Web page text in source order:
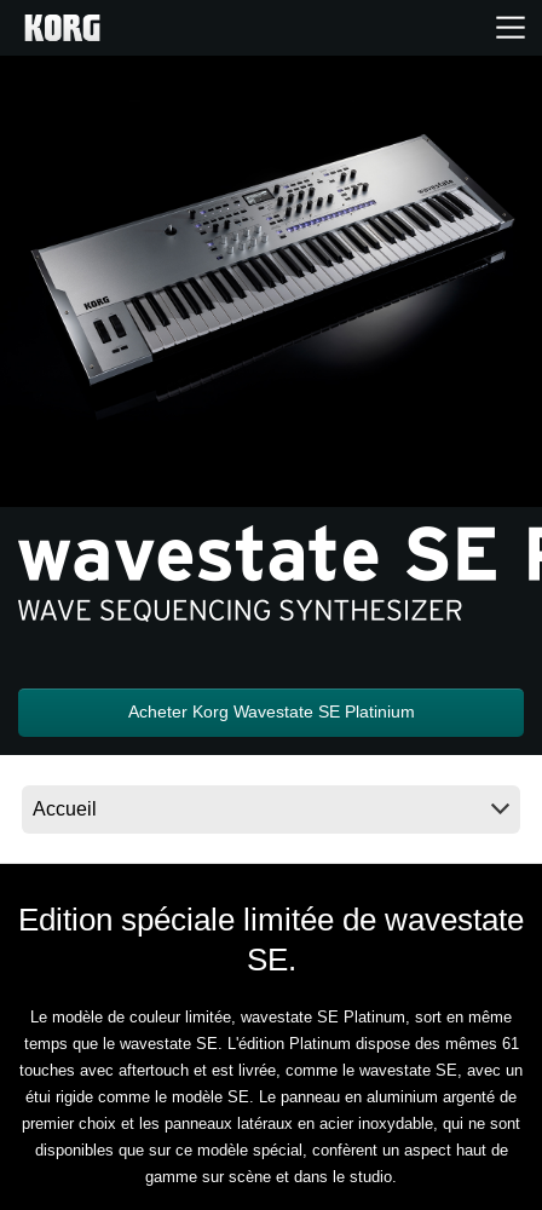
Evénements
News
Lieu
A propos de Korg
Acheter Korg Wavestate SE Platinium
Edition spéciale limitée de wavestate
SE.
Le modèle de couleur limitée, wavestate SE Platinum, sort en même
temps que le wavestate SE. L'édition Platinum dispose des mêmes 61
touches avec aftertouch et est livrée, comme le wavestate SE, avec un
étui rigide comme le modèle SE. Le panneau en aluminium argenté de
premier choix et les panneaux latéraux en acier inoxydable, qui ne sont
disponibles que sur ce modèle spécial, confèrent un aspect haut de
gamme sur scène et dans le studio.